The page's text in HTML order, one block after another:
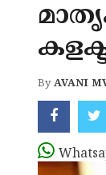
ByAVANI